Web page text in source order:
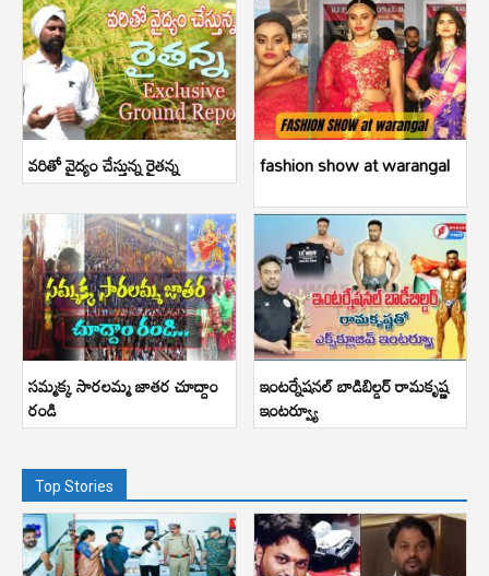
వరితో వైద్యం చేస్తున్న రైతన్న fashion show at warangal
సమ్మక్క సారలమ్మ జాతర చూద్దాం
రండి
ఇంటర్నేషనల్ బాడిబిల్డర్ రామకృష్ణ
ఇంటర్వ్యూ
Top Stories